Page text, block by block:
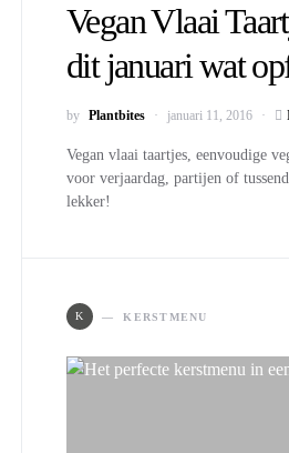
Vegan Vlaai
dit januari wat
by Plantbites januari 11, 2016
Vegan vlaai taartjes, eenvoudige
voor verjaardag, partijen of
lekker!
K KERSTMENU